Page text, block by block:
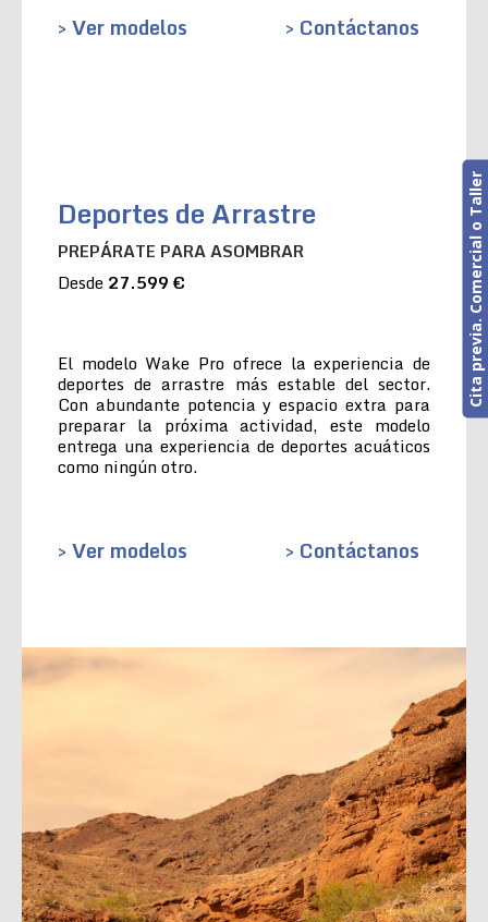
> Ver modelos > Contáctanos
Deportes de Arrastre
PREPÁRATE PARA ASOMBRAR
Desde 27.599 €
El modelo Wake Pro ofrece la experiencia de
deportes de arrastre más estable del sector.
Con abundante potencia y espacio extra para
preparar la próxima actividad, este modelo
entrega una experiencia de deportes acuáticos
como ningún otro.
> Ver modelos > Contáctanos
Cita previa. Comercial o Taller